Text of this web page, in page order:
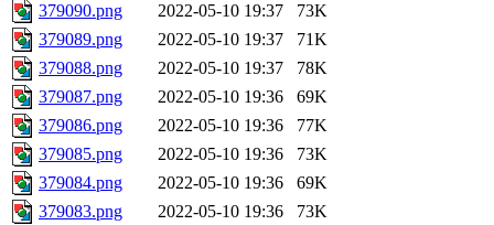
379090.png
2022-05-10 19:37
73K
379089.png
2022-05-10 19:37
71K
379088.png
2022-05-10 19:37
78K
379087.png
2022-05-10 19:36
69K
379086.png
2022-05-10 19:36
77K
379085.png
2022-05-10 19:36
73K
379084.png
2022-05-10 19:36
69K
379083.png
2022-05-10 19:36 73K